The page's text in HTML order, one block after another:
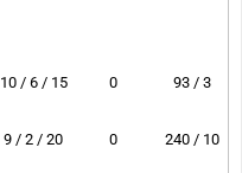
10 / 6 / 15 0 93 / 3
9 / 2 / 20 0 240 / 10